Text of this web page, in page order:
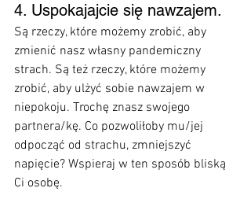
4. Uspokajajcie się nawzajem.
Są rzeczy, które możemy zrobić, aby
zmienić nasz własny pandemiczny
strach. Są też rzeczy, które możemy
zrobić, aby ulżyć sobie nawzajem w
niepokoju. Trochę znasz swojego
partnera/kę. Co pozwoliłoby mu/jej
odpocząć od strachu, zmniejszyć
napięcie? Wspieraj w ten sposób bliską
Ci osobę.